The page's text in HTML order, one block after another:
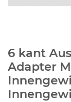
6 kant
Adapter